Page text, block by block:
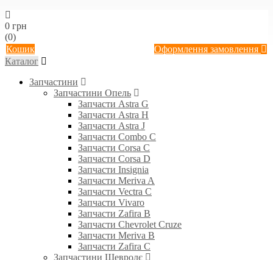
0 грн
(0)
Кошик
Оформлення замовлення
Каталог
Запчастини
Запчастини Опель
Запчасти Astra G
Запчасти Astra H
Запчасти Astra J
Запчасти Combo C
Запчасти Corsa C
Запчасти Corsa D
Запчасти Insignia
Запчасти Meriva A
Запчасти Vectra C
Запчасти Vivaro
Запчасти Zafira B
Запчасти Chevrolet Cruze
Запчасти Meriva B
Запчасти Zafira C
Запчастини Шевролє